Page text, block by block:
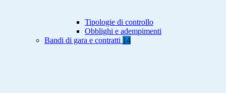
Tipologie di controllo
Obblighi e adempimenti
Bandi di gara e contratti 14